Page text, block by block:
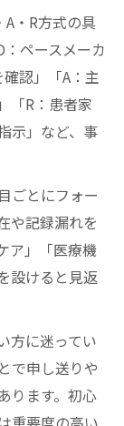
・R方式の具
ペースメーカ
認」「A：主
「R：患者家
示」など、事
ごとにフォー
や記録漏れを
ア」「医療機
設けると見返
方に迷ってい
で申し送りや
ります。初心